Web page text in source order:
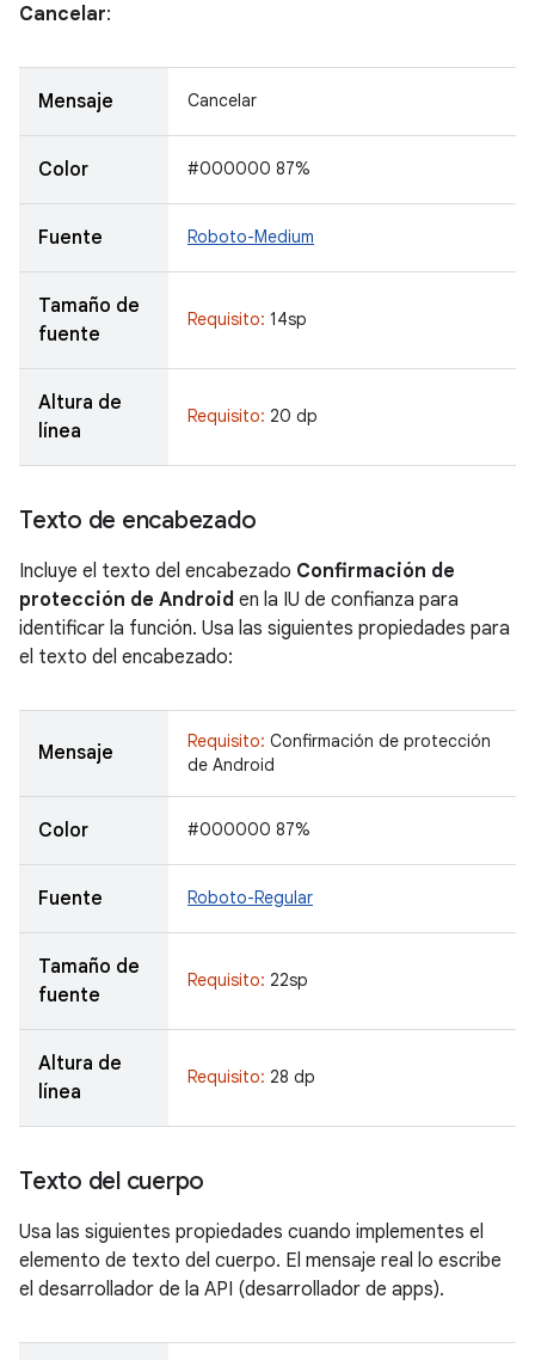
Cancelar:
Mensaje Cancelar
Color #000000 87%
Fuente Roboto-Medium
Tamaño de
fuente
Requisito: 14sp
Altura de
línea
Requisito: 20 dp
Texto de encabezado
Incluye el texto del encabezado Confirmación de
protección de Android en la IU de confianza para
identificar la función. Usa las siguientes propiedades para
el texto del encabezado:
Mensaje Requisito: Confirmación de protección
de Android
Color #000000 87%
Fuente Roboto-Regular
Tamaño de
fuente
Requisito: 22sp
Altura de
línea
Requisito: 28 dp
Texto del cuerpo
Usa las siguientes propiedades cuando implementes el
elemento de texto del cuerpo. El mensaje real lo escribe
el desarrollador de la API (desarrollador de apps).